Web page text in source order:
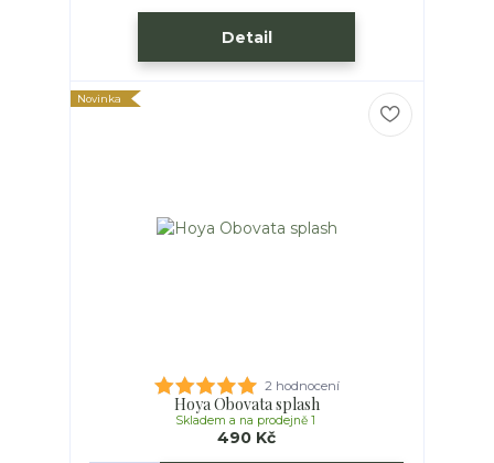
Detail
Novinka
2 hodnocení
Hoya Obovata splash
490 Kč
Skladem a na prodejně 1